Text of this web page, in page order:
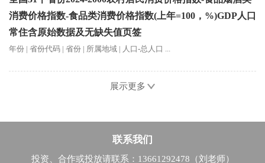
消费价格指数-食品类消费价格指数(上年=100，%)GDP人口
常住含原始数据及无缺失值页签
年份 | 省份代码 | 省份 | 所属地域 | 人口-总人口 ...
展示更多
联系我们
投资、合作或投放请联系：13661292478（刘老师）